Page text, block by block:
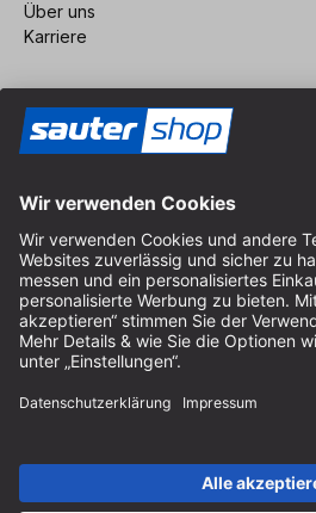
Über uns
Karriere
Impressum
AGB
Datenschutz
Cookie-Einstellungen
© 2026 sauter GmbH
* kostenloser Versand ab 150 Euro
Deutschlands für die Standard-
Sperrgut und Fracht